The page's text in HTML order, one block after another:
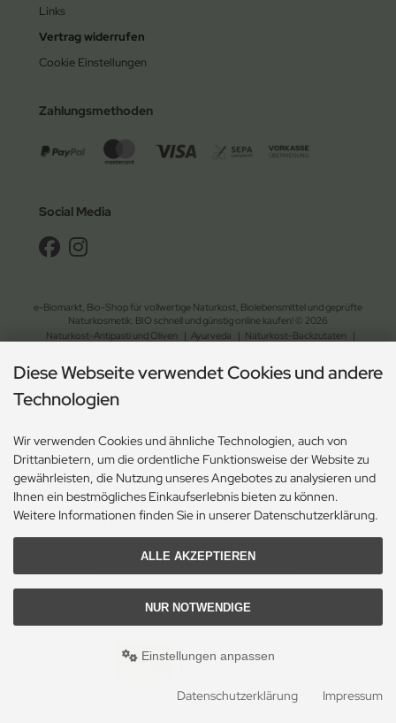
Links
Vertrag widerrufen
Cookie Einstellungen
Zahlungsmethoden
Social Media
e-Biomarkt, Bio-Shop für vollwertige Naturkost, Biolebensmittel und geprüfte
Naturkosmetik. BIO schnell und günstig online kaufen! © 2026
Naturkost-Antipasti und Oliven
| Ayurveda | Naturkost-Backzutaten
|
Naturkost-Chips und Salzgebäck | Naturkost-Dessert | Bio-Essig, Dressing und Öl |
Naturkost-Kaffee und Kakao
Naturkost-Schokolade und Gebäck | Naturkost-Soja und Milch |
Naturkost-Suppen und Sossen
| Bio-Tee | Naturkost-Trockenfrüchte und Nüsse
Naturkost-Zucker und Süssungsmittel | Naturkosmetik-Drogerie |
Ökologischer Gartenbedarf | Ökologischer Haushaltsbedarf
entsprechen dem bisherigen Preis bei e-Biomarkt.
© 2026 e-Biomarkt • Alle Rechte vorbehalten
modified eCommerce Shopsoftware © 2009-2026 • Design & Programmierung Rehm
Webdesign
Bio-Kennzeichnung
DE-ÖKO-006
Diese Webseite verwendet Cookies und andere
Technologien
Wir verwenden Cookies und ähnliche Technologien, auch von
Drittanbietern, um die ordentliche Funktionsweise der Website zu
gewährleisten, die Nutzung unseres Angebotes zu analysieren und
Ihnen ein bestmögliches Einkaufserlebnis bieten zu können.
Weitere Informationen finden Sie in unserer Datenschutzerklärung.
ALLE AKZEPTIEREN
NUR NOTWENDIGE
Einstellungen anpassen
Datenschutzerklärung Impressum